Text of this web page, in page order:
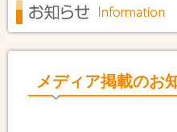
メディア掲載のお